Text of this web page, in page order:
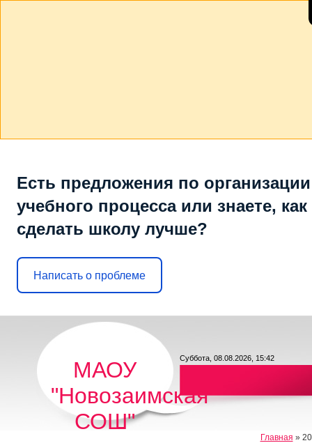
Есть предложения по организации
учебного процесса или знаете, как
сделать школу лучше?
Написать о проблеме
МАОУ
"Новозаимская
СОШ"
Суббота, 08.08.2026, 15:42
Главная »